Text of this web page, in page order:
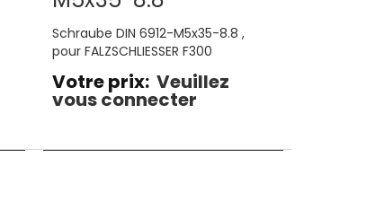
Schraube DIN 6912-M5x35-8.8 ,
pour FALZSCHLIESSER F300
Votre prix: Veuillez
vous connecter